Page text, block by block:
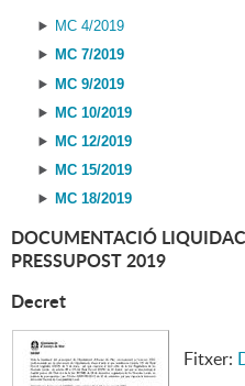
MC 4/2019
MC 7/2019
MC 9/2019
MC 10/2019
MC 12/2019
MC 15/2019
MC 18/2019
DOCUMENTACIÓ
PRESSUPOST 2019
Decret
Fitxer: